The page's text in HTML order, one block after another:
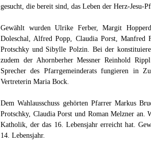
gesucht, die bereit sind, das Leben der Herz-Jesu-
Gewählt wurden Ulrike Ferber, Margit
Doleschal, Alfred Popp, Claudia Porst, Manfred
Protschky und Sibylle Polzin. Bei der
zudem der Ahornberher Messner Reinhold
Sprecher des Pfarrgemeinderats fungieren in
Vertreterin Maria Bock.
Dem Wahlausschuss gehörten Pfarrer Markus
Protschky, Claudia Porst und Roman Melzner an.
Katholik, der das 16. Lebensjahr erreicht hat.
14. Lebensjahr.